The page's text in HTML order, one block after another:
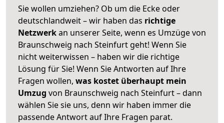
Sie wollen umziehen? Ob um die Ecke oder
deutschlandweit – wir haben das richtige
Netzwerkan unserer Seite, wenn es Umzüge von
Braunschweig nach Steinfurt geht! Wenn Sie
nicht weiterwissen – haben wir die richtige
Lösung für Sie! Wenn Sie Antworten auf Ihre
Fragen wollen, was kostet überhaupt mein
Umzug von Braunschweig nach Steinfurt – dann
wählen Sie sie uns, denn wir haben immer die
passende Antwort auf Ihre Fragen parat.